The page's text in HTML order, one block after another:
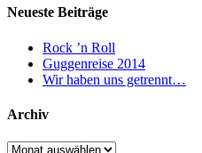
Neueste Beiträge
Rock ’n Roll
Guggenreise 2014
Wir haben uns getrennt…
Archiv
Archiv